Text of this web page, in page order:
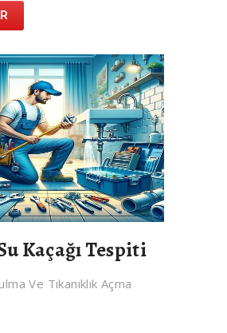
Kaçağı Tespiti
Ve Tıkanıklık Açma